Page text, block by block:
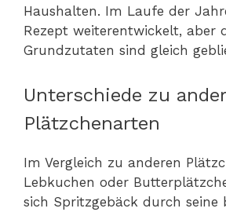
Haushalten. Im Laufe der
Rezept weiterentwickelt, aber
Grundzutaten sind gleich
Unterschiede zu
Plätzchenarten
Im Vergleich zu anderen
Lebkuchen oder
sich Spritzgebäck durch seine